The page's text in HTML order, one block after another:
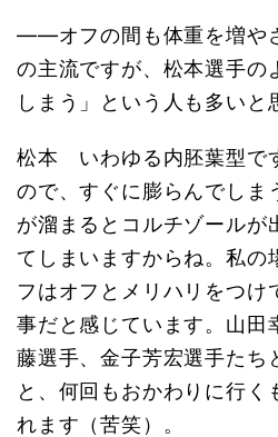
――オフの間も体重を増や
の主流ですが、松本選手の
しまう」という人も多いと
松本 いわゆる内胚葉型で
ので、すぐに膨らんでしま
が溜まるとコルチゾールが
てしまいますからね。私の
フはオフとメリハリをつけ
事だと感じています。山田
藤選手、金子芳宏選手たち
と、何回もおかわりに行く
れます（苦笑）。